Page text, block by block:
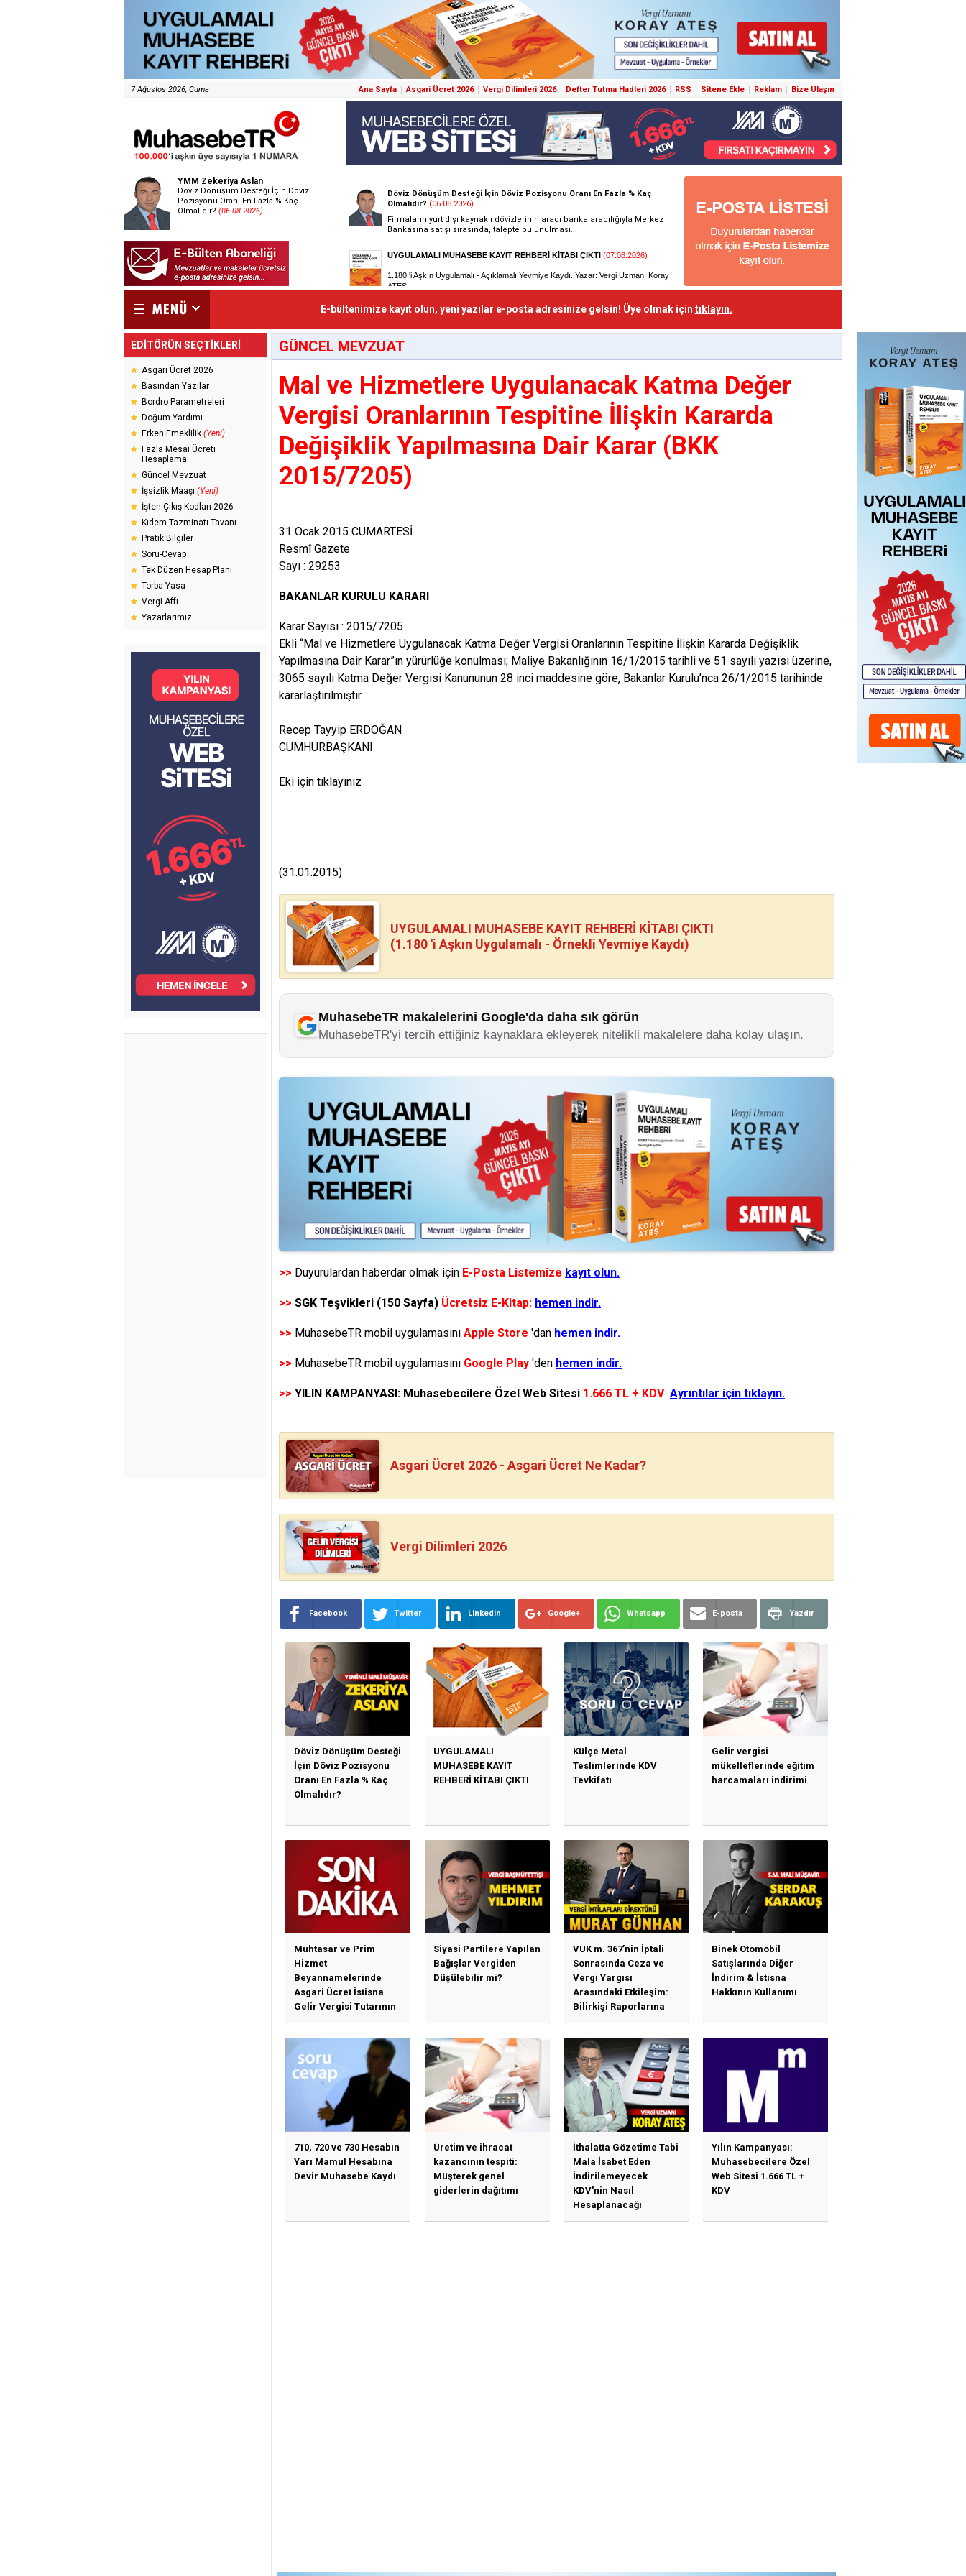
7 Ağustos 2026, Cuma Ana Sayfa Asgari Ücret 2026 Vergi Dilimleri 2026 Defter Tutma Hadleri 2026 RSS Sitene Ekle Reklam Bize Ulaşın
YMM Zekeriya Aslan
Döviz Dönüşüm Desteği İçin Döviz
Pozisyonu Oranı En Fazla % Kaç
Olmalıdır? (06.08.2026)
E-bültenimize kayıt olun, yeni yazılar e-posta adresinize gelsin! Üye olmak için tıklayın.
EDİTÖRÜN SEÇTİKLERİ
Asgari Ücret 2026
Basından Yazılar
Bordro Parametreleri
Doğum Yardımı
Erken Emeklilik (Yeni)
Fazla Mesai Ücreti
Hesaplama
Güncel Mevzuat
İşsizlik Maaşı (Yeni)
İşten Çıkış Kodları 2026
Kıdem Tazminatı Tavanı
Pratik Bilgiler
Soru-Cevap
Tek Düzen Hesap Planı
Torba Yasa
Vergi Affı
Yazarlarımız
GÜNCEL MEVZUAT
Mal ve Hizmetlere Uygulanacak Katma Değer
Vergisi Oranlarının Tespitine İlişkin Kararda
Değişiklik Yapılmasına Dair Karar (BKK
2015/7205)
31 Ocak 2015 CUMARTESİ
Resmî Gazete
Sayı : 29253
BAKANLAR KURULU KARARI
Karar Sayısı : 2015/7205
Ekli “Mal ve Hizmetlere Uygulanacak Katma Değer Vergisi Oranlarının Tespitine İlişkin Kararda Değişiklik
Yapılmasına Dair Karar”ın yürürlüğe konulması; Maliye Bakanlığının 16/1/2015 tarihli ve 51 sayılı yazısı üzerine,
3065 sayılı Katma Değer Vergisi Kanununun 28 inci maddesine göre, Bakanlar Kurulu’nca 26/1/2015 tarihinde
kararlaştırılmıştır.
Recep Tayyip ERDOĞAN
CUMHURBAŞKANI
Eki için tıklayınız
(31.01.2015)
UYGULAMALI MUHASEBE KAYIT REHBERİ KİTABI ÇIKTI
(1.180 'i Aşkın Uygulamalı - Örnekli Yevmiye Kaydı)
MuhasebeTR makalelerini Google'da daha sık görün
MuhasebeTR'yi tercih ettiğiniz kaynaklara ekleyerek nitelikli makalelere daha kolay ulaşın.
>> Duyurulardan haberdar olmak için E-Posta Listemize kayıt olun.
>> SGK Teşvikleri (150 Sayfa) Ücretsiz E-Kitap: hemen indir.
>> MuhasebeTR mobil uygulamasını Apple Store 'dan hemen indir.
>> MuhasebeTR mobil uygulamasını Google Play 'den hemen indir.
>> YILIN KAMPANYASI: Muhasebecilere Özel Web Sitesi 1.666 TL + KDV Ayrıntılar için tıklayın.
Asgari Ücret 2026 - Asgari Ücret Ne Kadar?
Vergi Dilimleri 2026
Facebook Twitter Linkedin Google+ Whatsapp E-posta Yazdır
Döviz Dönüşüm Desteği
İçin Döviz Pozisyonu
Oranı En Fazla % Kaç
Olmalıdır?
UYGULAMALI
MUHASEBE KAYIT
REHBERİ KİTABI ÇIKTI
Külçe Metal
Teslimlerinde KDV
Tevkifatı
Gelir vergisi
mükelleflerinde eğitim
harcamaları indirimi
Muhtasar ve Prim
Hizmet
Beyannamelerinde
Asgari Ücret İstisna
Gelir Vergisi Tutarının
Güncellenmesine
İlişkin Duyuru
Siyasi Partilere Yapılan
Bağışlar Vergiden
Düşülebilir mi?
VUK m. 367’nin İptali
Sonrasında Ceza ve
Vergi Yargısı
Arasındaki Etkileşim:
Bilirkişi Raporlarına
Bağımlılık, İhtisas
Mahkemeleri ve
Yargı...
Binek Otomobil
Satışlarında Diğer
İndirim & İstisna
Hakkının Kullanımı
710, 720 ve 730 Hesabın
Yarı Mamul Hesabına
Devir Muhasebe Kaydı
Üretim ve ihracat
kazancının tespiti:
Müşterek genel
giderlerin dağıtımı
İthalatta Gözetime Tabi
Mala İsabet Eden
İndirilemeyecek
KDV'nin Nasıl
Hesaplanacağı
Yılın Kampanyası:
Muhasebecilere Özel
Web Sitesi 1.666 TL +
KDV